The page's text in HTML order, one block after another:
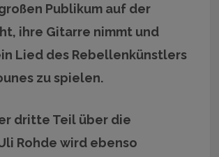
Publikum auf der
ihre Gitarre nimmt und
Lied des Rebellenkünstlers
zu spielen.
dritte Teil über die
Rohde wird ebenso